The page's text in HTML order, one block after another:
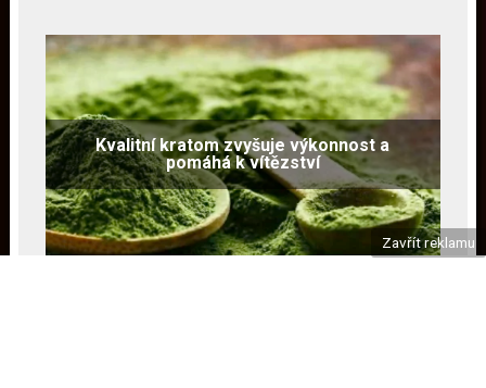
Kvalitní kratom zvyšuje výkonnost a
pomáhá k vítězství
Zavřít reklamu